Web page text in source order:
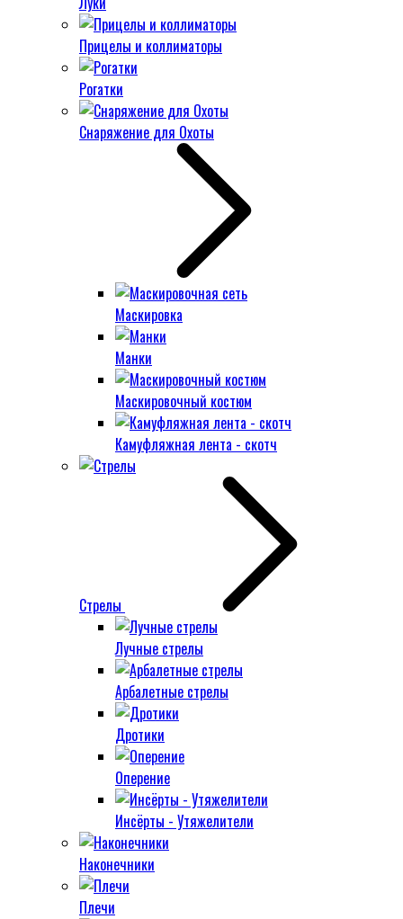
Прицелы и коллиматоры
Рогатки
Снаряжение для Охоты
Маскировка
Манки
Маскировочный костюм
Камуфляжная лента - скотч
Стрелы
Лучные стрелы
Арбалетные стрелы
Дротики
Оперение
Инсёрты - Утяжелители
Наконечники
Плечи